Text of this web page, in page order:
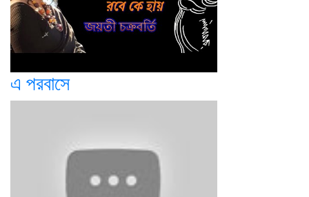
এ পরবাসে